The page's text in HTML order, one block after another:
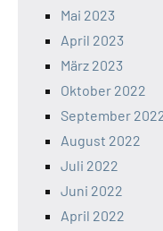
Mai 2023
April 2023
März 2023
Oktober 2022
September
August 2022
Juli 2022
Juni 2022
April 2022